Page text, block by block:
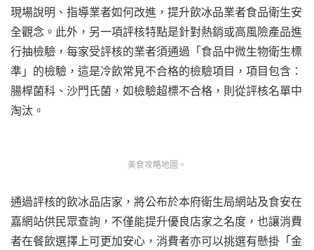
現場說明、指導業者如何改進，提升飲冰品業者食品衛生安
全觀念。此外，另一項評核特點是針對熱銷或高風險產品進
行抽檢驗，每家受評核的業者須通過「食品中微生物衛生標
準」的檢驗，這是冷飲常見不合格的檢驗項目，項目包含：
腸桿菌科、沙門氏菌，如檢驗超標不合格，則從評核名單中
淘汰。
美食攻略地圖。
通過評核的飲冰品店家，將公布於本府衛生局網站及食安在
嘉網站供民眾查詢，不僅能提升優良店家之名度，也讓消費
者在餐飲選擇上可更加安心，消費者亦可以挑選有懸掛「金